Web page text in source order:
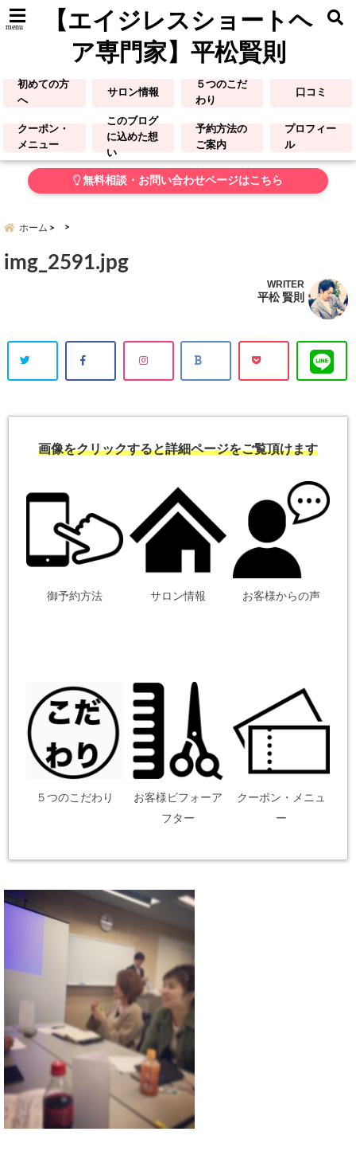
menu
【エイジレスショートヘ
ア専門家】平松賢則
初めての方
へ
サロン情報
５つのこだ
わり
口コミ
クーポン・
メニュー
このブログ
に込めた想
い
予約方法の
ご案内
プロフィー
ル
無料相談・お問い合わせページはこちら
ホーム
img_2591.jpg
WRITER
平松 賢則
画像をクリックすると詳細ページをご覧頂けます
御予約方法 サロン情報 お客様からの声
５つのこだわり
お客様ビフォーア
フター
クーポン・メニュ
ー